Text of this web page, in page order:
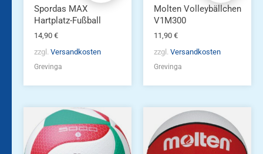
Spordas MAX
Hartplatz-Fußball
14,90 €
zzgl. Versandkosten
Grevinga
Molten Volleybällchen
V1M300
11,90 €
zzgl. Versandkosten
Grevinga